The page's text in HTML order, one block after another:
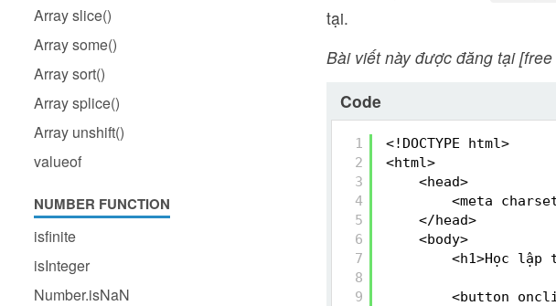
Array slice()
Array some()
Array sort()
Array splice()
Array unshift()
valueof
NUMBER FUNCTION
isfinite
isInteger
Number.isNaN
tại.
Bài viết này được đăng tại
Code
1
2
3
4
5
6
7
8
9
<!DOCTYPE html>
<html>
<head>
<meta
</head>
<body>
<h1>Học
<button